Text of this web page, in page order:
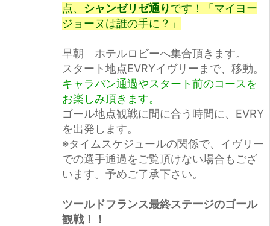
点、 シャンゼリゼ通りです！「マイヨー
ジョーヌは誰の手に？」
早朝 ホテルロビーへ集合頂きます。
スタート地点EVRYイヴリーまで、移動。
キャラバン通過やスタート前のコースを
お楽しみ頂きます。
ゴール地点観戦に間に合う時間に、EVRY
を出発します。
※タイムスケジュールの関係で、イヴリー
での選手通過をご覧頂けない場合もござ
います。予めご了承下さい。
ツールドフランス最終ステージのゴール
観戦！！